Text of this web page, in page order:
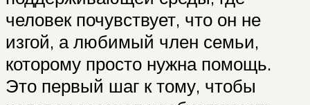
человек почувствует, что он не
изгой, а любимый член семьи,
которому просто нужна помощь.
Это первый шаг к тому, чтобы